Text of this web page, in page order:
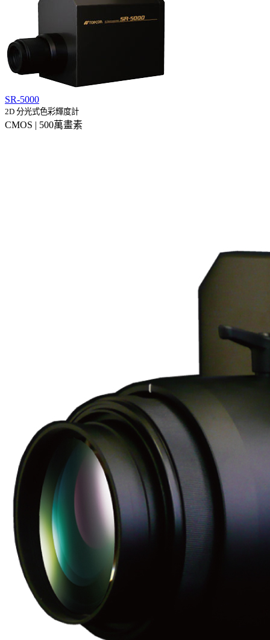
SR-5000
2D 分光式色彩輝度計
CMOS | 500萬畫素